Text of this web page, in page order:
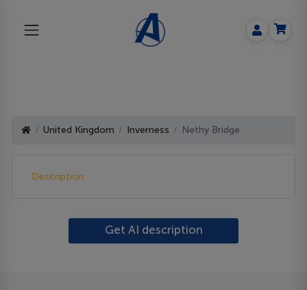
United Kingdom Inverness Nethy Bridge
Description
Get AI description